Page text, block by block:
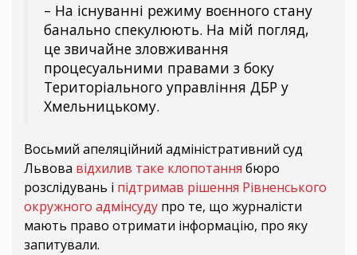
– На існуванні режиму воєнного стану
банально спекулюють. На мій погляд,
це звичайне зловживання
процесуальними правами з боку
Територіального управління ДБР у
Хмельницькому.
Восьмий апеляційний адміністративний суд
Львова відхилив таке клопотання бюро
розслідувань і підтримав рішення Рівненського
окружного адмінсуду про те, що журналісти
мають право отримати інформацію, про яку
запитували.